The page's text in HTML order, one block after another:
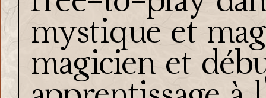
mystique et
magicien et